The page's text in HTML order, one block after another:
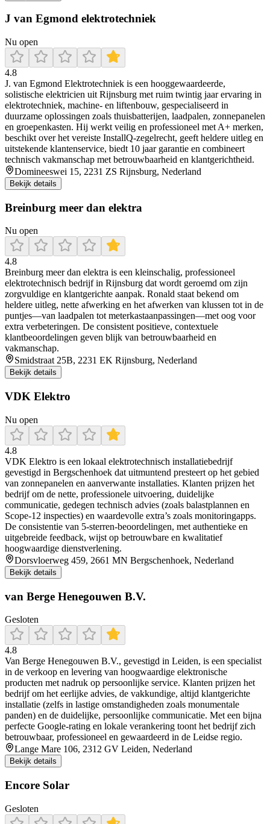
J van Egmond elektrotechniek
Nu open
4.8
J. van Egmond Elektrotechniek is een hooggewaardeerde,
solistische elektricien uit Rijnsburg met ruim twintig jaar ervaring in
elektrotechniek, machine‑ en liftenbouw, gespecialiseerd in
duurzame oplossingen zoals thuisbatterijen, laadpalen, zonnepanelen
en groepenkasten. Hij werkt veilig en professioneel met A+ merken,
beschikt over het vereiste InstallQ‑zegelrecht, geeft heldere uitleg en
uitstekende klantenservice, biedt 10 jaar garantie en combineert
technisch vakmanschap met betrouwbaarheid en klantgerichtheid.
Domineeswei 15, 2231 ZS Rijnsburg, Nederland
Bekijk details
Breinburg meer dan elektra
Nu open
4.8
Breinburg meer dan elektra is een kleinschalig, professioneel
elektrotechnisch bedrijf in Rijnsburg dat wordt geroemd om zijn
zorgvuldige en klantgerichte aanpak. Ronald staat bekend om
heldere uitleg, nette afwerking en het afwerken van klussen tot in de
puntjes—van laadpalen tot meterkastaanpassingen—met oog voor
extra verbeteringen. De consistent positieve, contextuele
klantbeoordelingen geven blijk van betrouwbaarheid en
vakmanschap.
Smidstraat 25B, 2231 EK Rijnsburg, Nederland
Bekijk details
VDK Elektro
Nu open
4.8
VDK Elektro is een lokaal elektrotechnisch installatiebedrijf
gevestigd in Bergschenhoek dat uitmuntend presteert op het gebied
van zonnepanelen en aanverwante installaties. Klanten prijzen het
bedrijf om de nette, professionele uitvoering, duidelijke
communicatie, gedegen technisch advies (zoals balastplannen en
Scope‑12 inspecties) en waardevolle extra’s zoals monitoringapps.
De consistentie van 5-sterren‑beoordelingen, met authentieke en
uitgebreide feedback, wijst op betrouwbare en kwalitatief
hoogwaardige dienstverlening.
Dorsvloerweg 459, 2661 MN Bergschenhoek, Nederland
Bekijk details
van Berge Henegouwen B.V.
Gesloten
4.8
Van Berge Henegouwen B.V., gevestigd in Leiden, is een specialist
in de verkoop en levering van hoogwaardige elektronische
producten met nadruk op persoonlijke service. Klanten prijzen het
bedrijf om het eerlijke advies, de vakkundige, altijd klantgerichte
installatie (zelfs in lastige omstandigheden zoals monumentale
panden) en de duidelijke, persoonlijke communicatie. Met een bijna
perfecte Google-rating en lokale verankering toont het bedrijf zich
betrouwbaar, professioneel en gewaardeerd in de Leidse regio.
Lange Mare 106, 2312 GV Leiden, Nederland
Bekijk details
Encore Solar
Gesloten